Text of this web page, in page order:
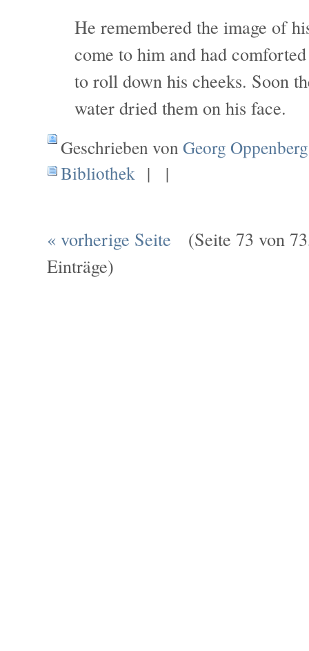
He remembered the image of
come to him and had
to roll down his cheeks. Soon
water dried them on his face.
Geschrieben vonGeorg Oppenberg
Bibliothek | |
« vorherige Seite (Seite 73 von
Einträge)